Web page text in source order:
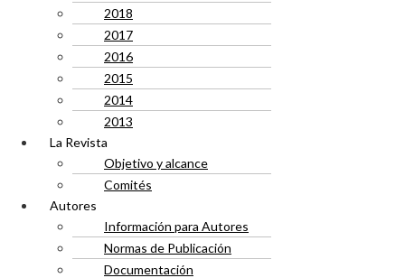
2018
2017
2016
2015
2014
2013
La Revista
Objetivo y alcance
Comités
Autores
Información para Autores
Normas de Publicación
Documentación